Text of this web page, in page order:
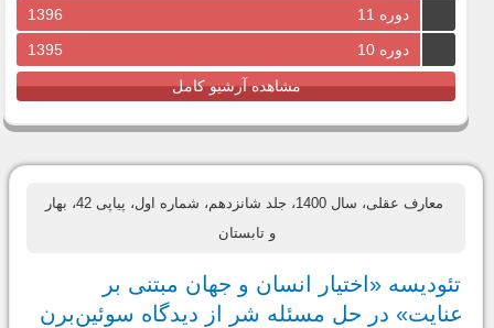
دوره 11
1396
دوره 10
1395
مشاهده آرشیو کامل
معارف عقلی، سال 1400، جلد شانزدهم، شماره اول، پیاپی 42، بهار
و تابستان
تئودیسه «اختیار انسان و جهان مبتنی بر
عنایت» در حل مسئله شر از دیدگاه سوئین‌برن